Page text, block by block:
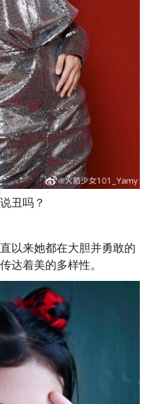
丑吗？
以来她都在大胆并勇敢的
达着美的多样性。